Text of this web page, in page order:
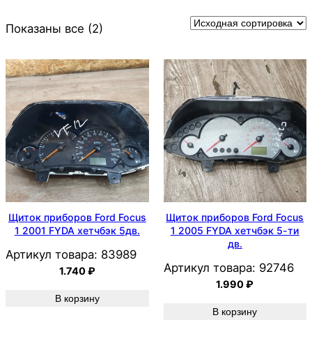
Показаны все (2)
Щиток приборов Ford Focus
1 2001 FYDA хетчбэк 5дв.
Артикул товара: 83989
1.740₽
В корзину
Щиток приборов Ford Focus
1 2005 FYDA хетчбэк 5-ти
дв.
Артикул товара: 92746
1.990₽
В корзину